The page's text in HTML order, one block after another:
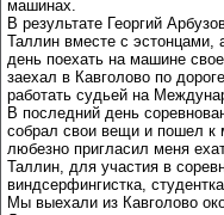
машинах.
В результате Георгий
Таллин вместе с
день поехать на машине
заехал в Кавголово по
работать судьей на
В последний день
собрал свои вещи и пошел
любезно пригласил меня
Таллин, для участия в
виндсерфингистка,
Мы выехали из Кавголово